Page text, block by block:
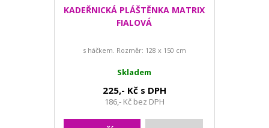
KADEŘNICKÁ PLÁŠTĚNKA MATRIX
FIALOVÁ
s háčkem. Rozměr: 128 x 150 cm
Skladem
225,- Kč s DPH
186,- Kč bez DPH